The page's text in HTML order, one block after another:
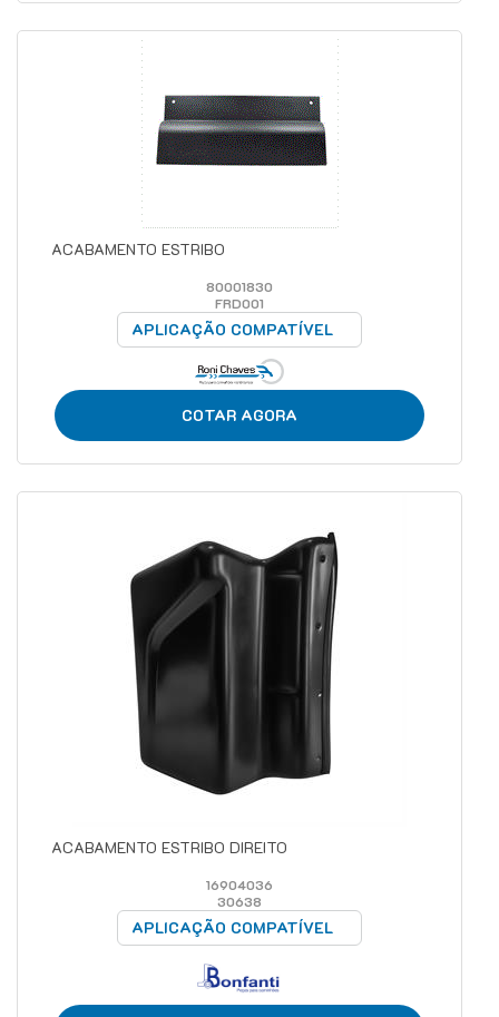
ACABAMENTO ESTRIBO
80001830
FRD001
APLICAÇÃO COMPATÍVEL
COTAR AGORA
ACABAMENTO ESTRIBO DIREITO
16904036
30638
APLICAÇÃO COMPATÍVEL